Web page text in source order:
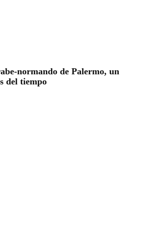
normando de Palermo, un
del tiempo